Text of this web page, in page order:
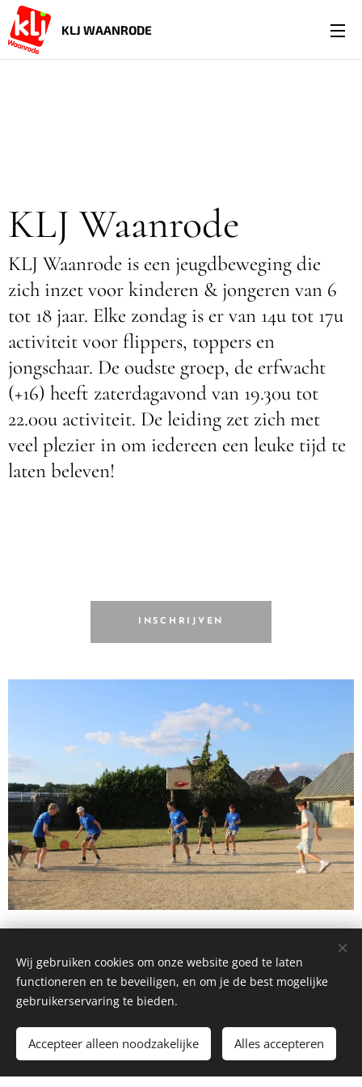
KLJ WAANRODE
KLJ Waanrode
KLJ Waanrode is een jeugdbeweging die
zich inzet voor kinderen & jongeren van 6
tot 18 jaar. Elke zondag is er van 14u tot 17u
activiteit voor flippers, toppers en
jongschaar. De oudste groep, de erfwacht
(+16) heeft zaterdagavond van 19.30u tot
22.00u activiteit. De leiding zet zich met
veel plezier in om iedereen een leuke tijd te
laten beleven!
INSCHRIJVEN
KLJ Waanrode
Mogelijk gemaakt doorWebnode Cookies
Maak een gratis website. Begin
Wij gebruiken cookies om onze website goed te laten
functioneren en te beveiligen, en om je de best mogelijke
gebruikerservaring te bieden.
Accepteer alleen noodzakelijke Alles accepteren